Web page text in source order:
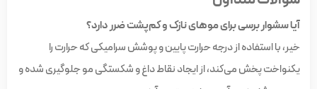
آیا سشوار برسی برای موهای نازک و کم‌پشت ضرر دارد؟
خیر، با استفاده از درجه حرارت پایین و پوشش سرامیکی که حرارت را
یکنواخت پخش می‌کند، از ایجاد نقاط داغ و شکستگی مو جلوگیری شده و